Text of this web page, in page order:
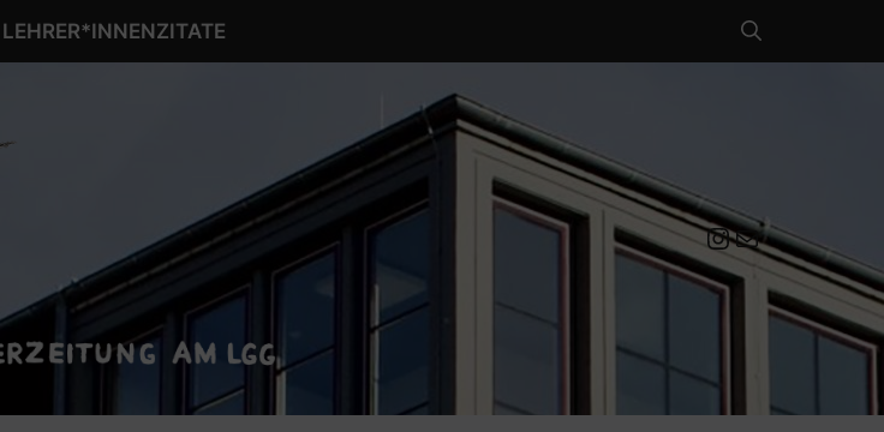
LEHRER*INNENZITATE
Instagram
Mail an die EULE Redaktion